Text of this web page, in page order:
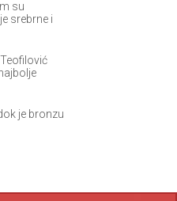
su
srebrne i
je bronzu